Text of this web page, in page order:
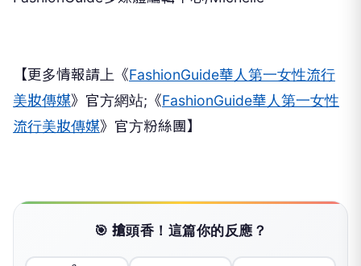
【更多情報請上《FashionGuide華人第一女性流行
美妝傳媒》官方網站;《FashionGuide華人第一女性
流行美妝傳媒》官方粉絲團】
🎯 搶頭香！這篇你的反應？